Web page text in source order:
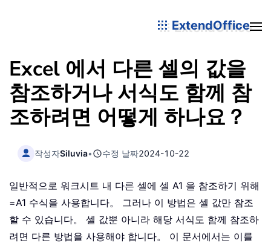
ExtendOffice
Excel 에서 다른 셀의 값을
참조하거나 서식도 함께 참
조하려면 어떻게 하나요？
작성자Siluvia• 수정 날짜2024-10-22
일반적으로 워크시트 내 다른 셀에 셀 A1 을 참조하기 위해
=A1 수식을 사용합니다。 그러나 이 방법은 셀 값만 참조
할 수 있습니다。 셀 값뿐 아니라 해당 서식도 함께 참조하
려면 다른 방법을 사용해야 합니다。 이 문서에서는 이를